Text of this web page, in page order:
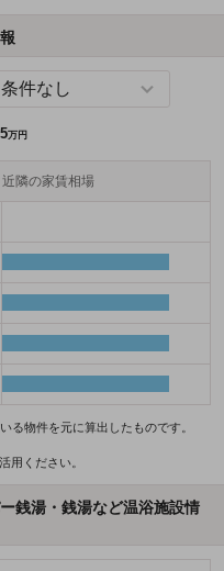
万円
近隣の家賃相場
る物件を元に算出したものです。
用ください。
銭湯・銭湯など温浴施設情